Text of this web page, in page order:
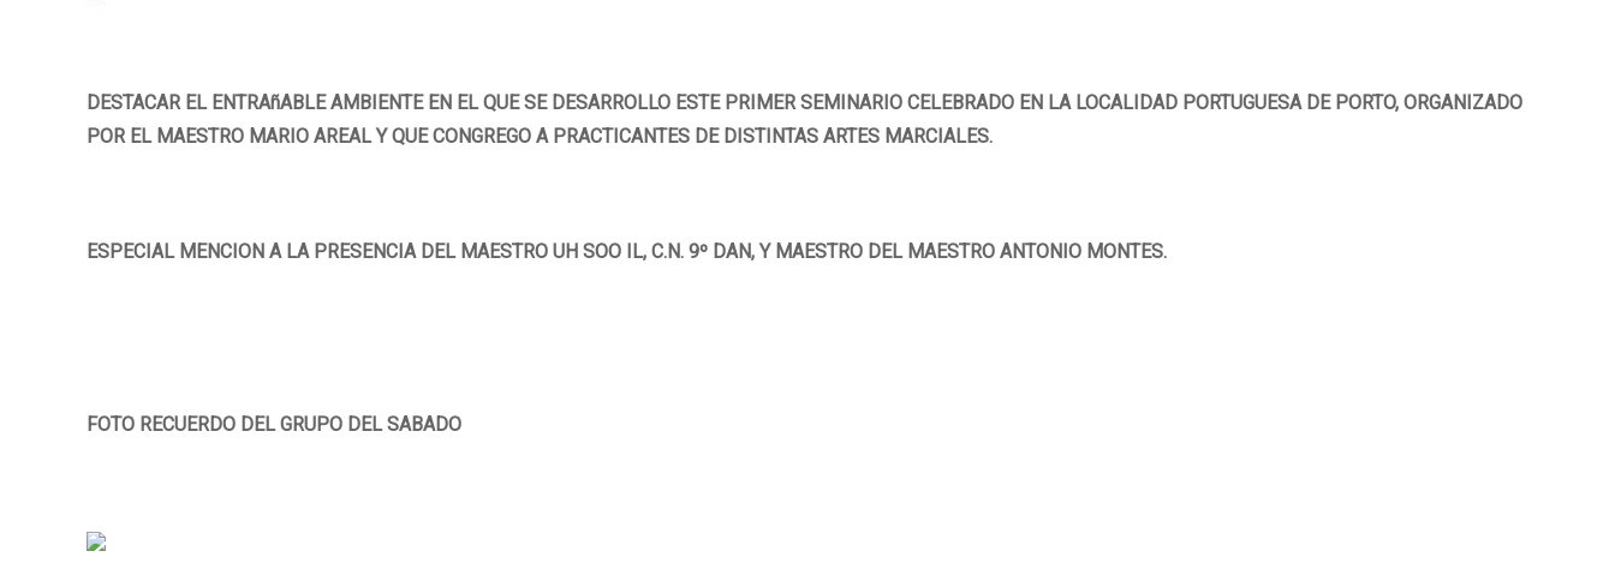
DESTACAR EL ENTRAñABLE AMBIENTE EN EL QUE SE DESARROLLO ESTE PRIMER SEMINARIO CELEBRADO EN LA LOCALIDAD PORTUGUESA DE PORTO, ORGANIZADO
POR EL MAESTRO MARIO AREAL Y QUE CONGREGO A PRACTICANTES DE DISTINTAS ARTES MARCIALES.
ESPECIAL MENCION A LA PRESENCIA DEL MAESTRO UH SOO IL, C.N. 9º DAN, Y MAESTRO DEL MAESTRO ANTONIO MONTES.
FOTO RECUERDO DEL GRUPO DEL SABADO